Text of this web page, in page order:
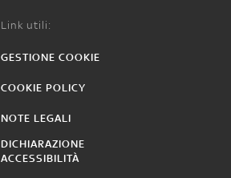
Link utili:
GESTIONE COOKIE
COOKIE POLICY
NOTE LEGALI
DICHIARAZIONE
ACCESSIBILITÀ